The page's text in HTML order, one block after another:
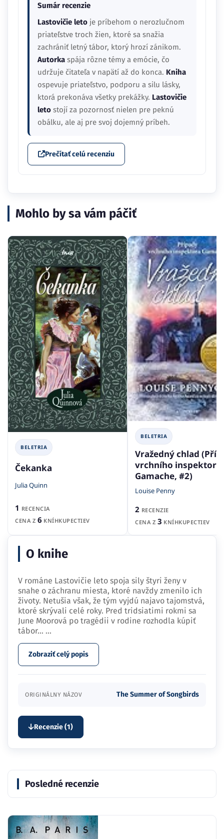
Sumár recenzie
Lastovičie leto je príbehom o nerozlučnom
priateľstve troch žien, ktoré sa snažia
zachrániť letný tábor, ktorý hrozí zánikom.
Autorka spája rôzne témy a emócie, čo
udržuje čitateľa v napätí až do konca. Kniha
ospevuje priateľstvo, podporu a silu lásky,
ktorá prekonáva všetky prekážky. Lastovičie
leto stojí za pozornosť nielen pre peknú
obálku, ale aj pre svoj dojemný príbeh.
Prečítať celú recenziu
Mohlo by sa vám páčiť
BELETRIA
Čekanka
Julia Quinn
1 RECENCIA
CENA Z 6 KNÍHKUPECTIEV
BELETRIA
Vražedný chlad
vrchního inspektora
Gamache, #2)
Louise Penny
2 RECENZIE
CENA Z 3 KNÍHKUPECTIEV
O knihe
V románe Lastovičie leto spoja sily štyri ženy v
snahe o záchranu miesta, ktoré navždy zmenilo ich
životy. Netušia však, že tým vyjdú najavo tajomstvá,
ktoré skrývali celé roky. Pred tridsiatimi rokmi sa
June Moorová po tragédii v rodine rozhodla kúpiť
tábor… ...
Zobraziť celý popis
ORIGINÁLNY NÁZOV The Summer of Songbirds
Recenzie (1)
Posledné recenzie